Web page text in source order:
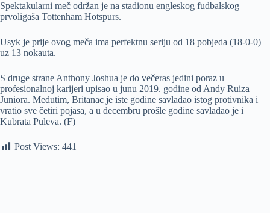
Spektakularni meč održan je na stadionu engleskog fudbalskog
prvoligaša Tottenham Hotspurs.
Usyk je prije ovog meča ima perfektnu seriju od 18 pobjeda (18-0-0)
uz 13 nokauta.
S druge strane Anthony Joshua je do večeras jedini poraz u
profesionalnoj karijeri upisao u junu 2019. godine od Andy Ruiza
Juniora. Međutim, Britanac je iste godine savladao istog protivnika i
vratio sve četiri pojasa, a u decembru prošle godine savladao je i
Kubrata Puleva. (F)
Post Views: 441